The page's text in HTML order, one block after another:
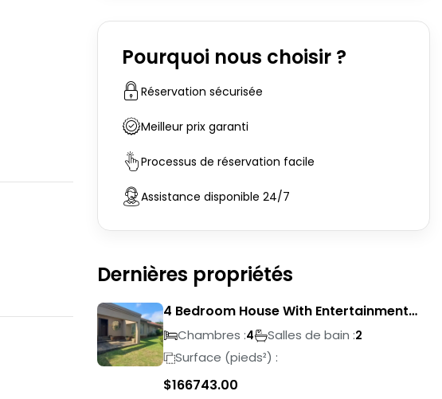
Pourquoi nous choisir ?
Réservation sécurisée
Meilleur prix garanti
Processus de réservation facile
Assistance disponible 24/7
Dernières propriétés
4 Bedroom House With Entertainment
Area In Randhart
Chambres :4 Salles de bain :2
Surface (pieds²) :
$166743.00